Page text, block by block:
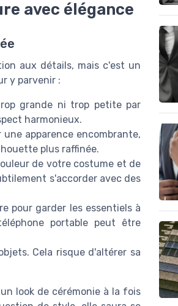
avec élégance
aux détails, mais c'est un
y parvenir :
grande ni trop petite par
harmonieux.
apparence encombrante,
plus raffinée.
de votre costume et de
s'accorder avec des
pour garder les essentiels à
portable peut être
Cela risque d'altérer sa
look de cérémonie à la fois